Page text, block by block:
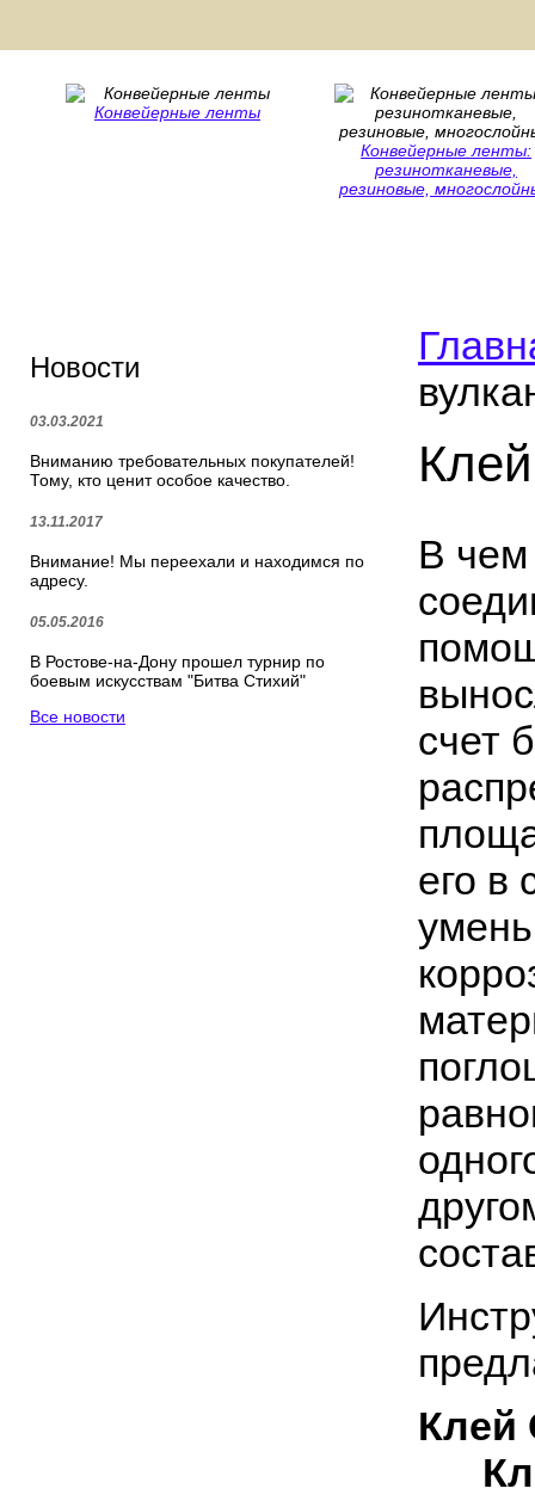
Конвейерные ленты
Конвейерные ленты:
резинотканевые,
резиновые,
Новости
03.03.2021
Вниманию требовательных покупателей!
Тому, кто ценит особое качество.
13.11.2017
Внимание! Мы переехали и находимся по
адресу.
05.05.2016
В Ростове-на-Дону прошел турнир по
боевым искусствам "Битва Стихий"
Все новости
В чем
счет
его в